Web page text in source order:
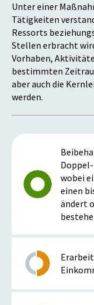
Unter einer
Tätigkeiten
Ressorts
Stellen erbracht
Vorhaben,
bestimmten
aber auch die
werden.
wobei
einen
ändert